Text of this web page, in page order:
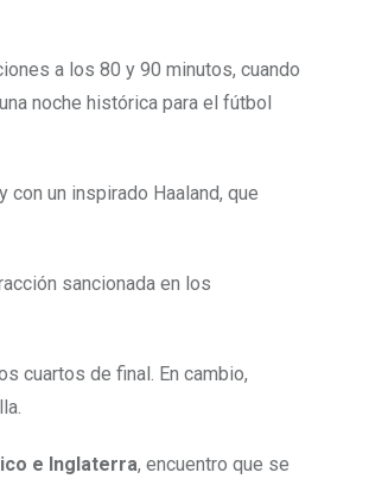
a los 80 y 90 minutos, cuando
noche histórica para el fútbol
un inspirado Haaland, que
sancionada en los
cuartos de final. En cambio,
e Inglaterra, encuentro que se